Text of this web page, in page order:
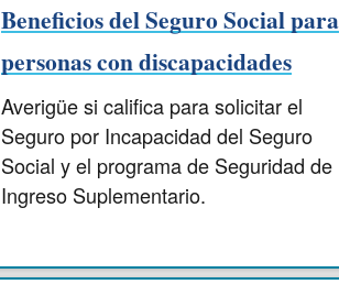
Beneficios del Seguro Social para
personas con discapacidades
Averigüe si califica para solicitar el
Seguro por Incapacidad del Seguro
Social y el programa de Seguridad de
Ingreso Suplementario.